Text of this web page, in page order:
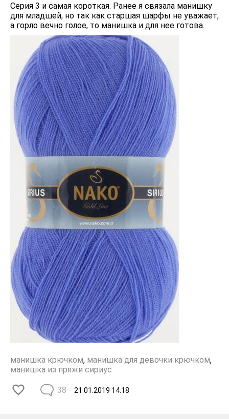
Серия 3 и самая короткая. Ранее я связала манишку
для младшей, но так как старшая шарфы не уважает,
а горло вечно голое, то манишка и для нее готова.
манишка крючком, манишка для девочки крючком,
манишка из пряжи сириус
21.01.2019 14:18
38